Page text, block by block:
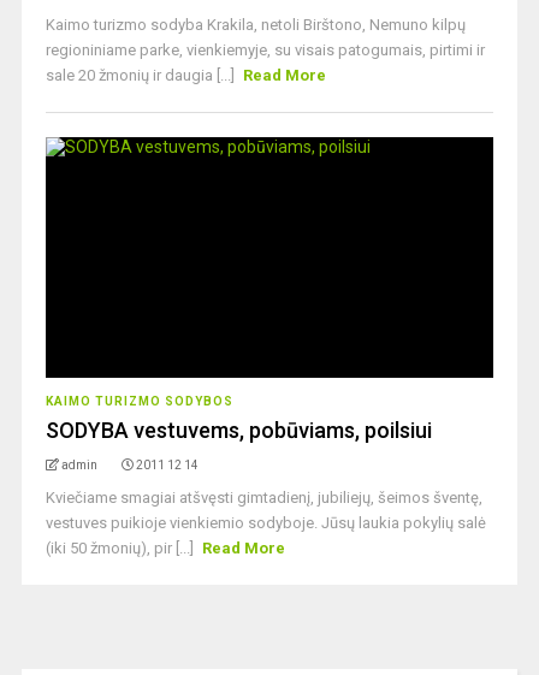
Kaimo turizmo sodyba Krakila, netoli Birštono, Nemuno kilpų
regioniniame parke, vienkiemyje, su visais patogumais, pirtimi ir
sale 20 žmonių ir daugia [...]
Read More
KAIMO TURIZMO SODYBOS
SODYBA vestuvems, pobūviams, poilsiui
admin 2011 12 14
Kviečiame smagiai atšvęsti gimtadienį, jubiliejų, šeimos šventę,
vestuves puikioje vienkiemio sodyboje. Jūsų laukia pokylių salė
(iki 50 žmonių), pir [...]
Read More